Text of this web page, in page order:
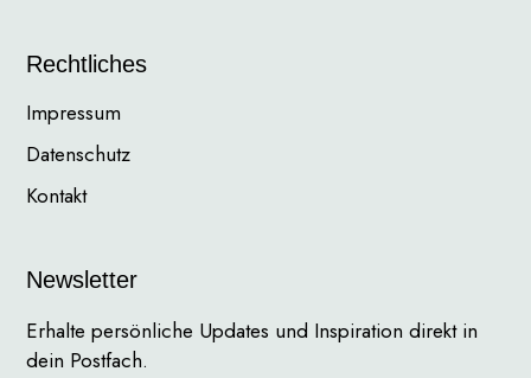
Rechtliches
Impressum
Datenschutz
Kontakt
Newsletter
Erhalte persönliche Updates und Inspiration direkt in
dein Postfach.